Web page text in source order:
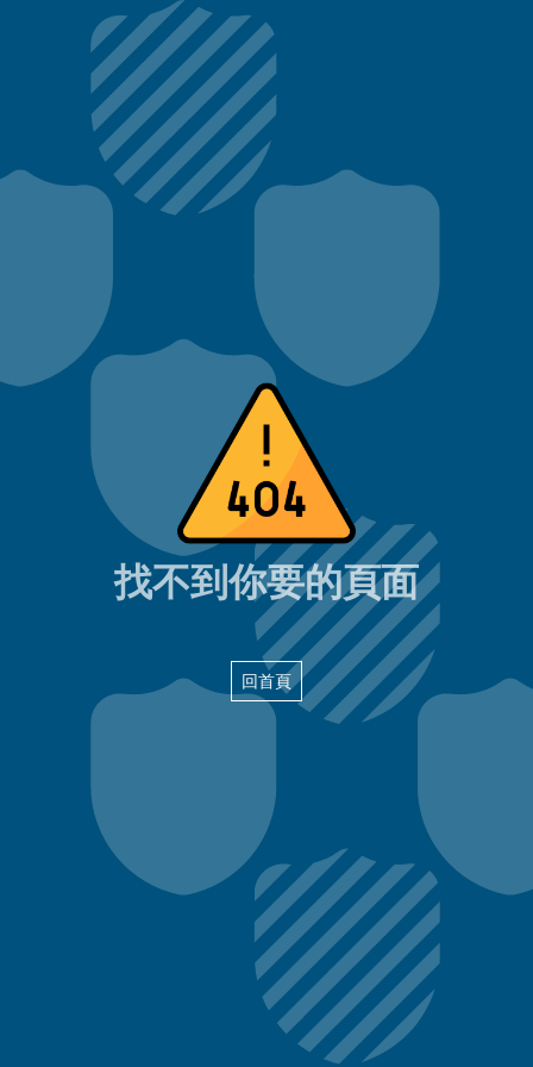
404頁面
找不到你要的頁面
回首頁